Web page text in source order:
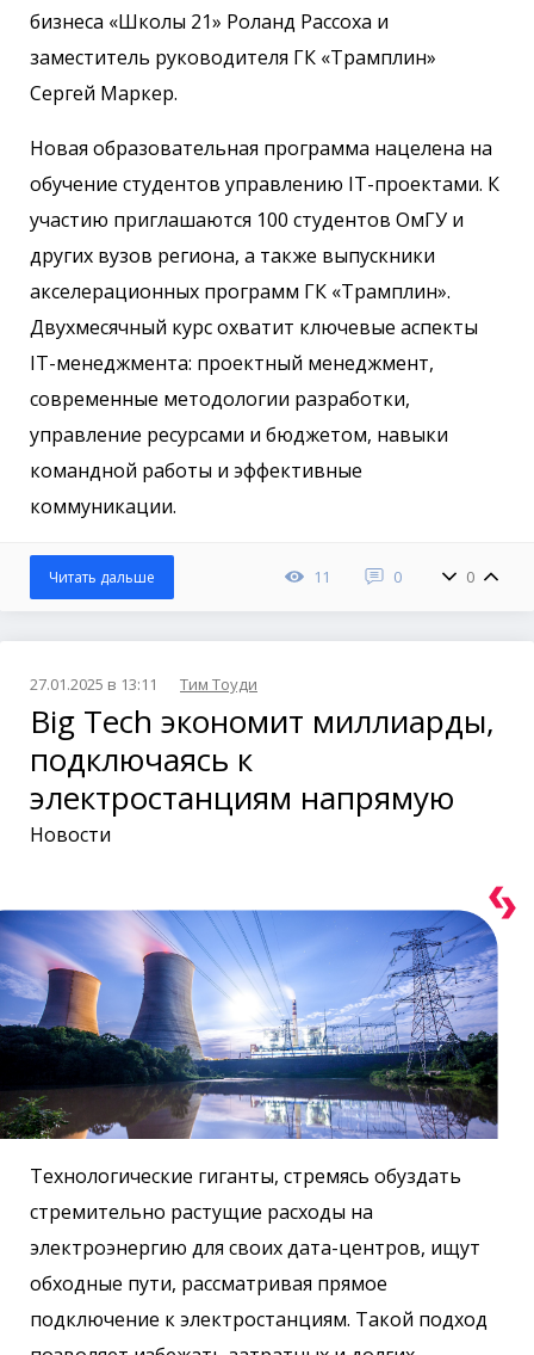
бизнеса «Школы 21» Роланд Рассоха и
заместитель руководителя ГК «Трамплин»
Сергей Маркер.
Новая образовательная программа нацелена на
обучение студентов управлению IT-проектами. К
участию приглашаются 100 студентов ОмГУ и
других вузов региона, а также выпускники
акселерационных программ ГК «Трамплин».
Двухмесячный курс охватит ключевые аспекты
IT-менеджмента: проектный менеджмент,
современные методологии разработки,
управление ресурсами и бюджетом, навыки
командной работы и эффективные
коммуникации.
11 0 0
Читать дальше
27.01.2025 в 13:11 Тим Тоуди
Big Tech экономит миллиарды,
подключаясь к
электростанциям напрямую
Новости
Технологические гиганты, стремясь обуздать
стремительно растущие расходы на
электроэнергию для своих дата-центров, ищут
обходные пути, рассматривая прямое
подключение к электростанциям. Такой подход